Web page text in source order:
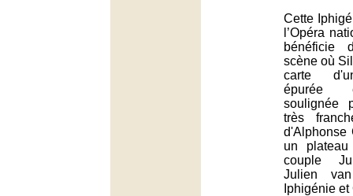
Cette
l’Opéra
bénéficie
scène où
carte
épurée
soulignée
très
d'Alphonse
un
couple
Julien
Iphigénie et